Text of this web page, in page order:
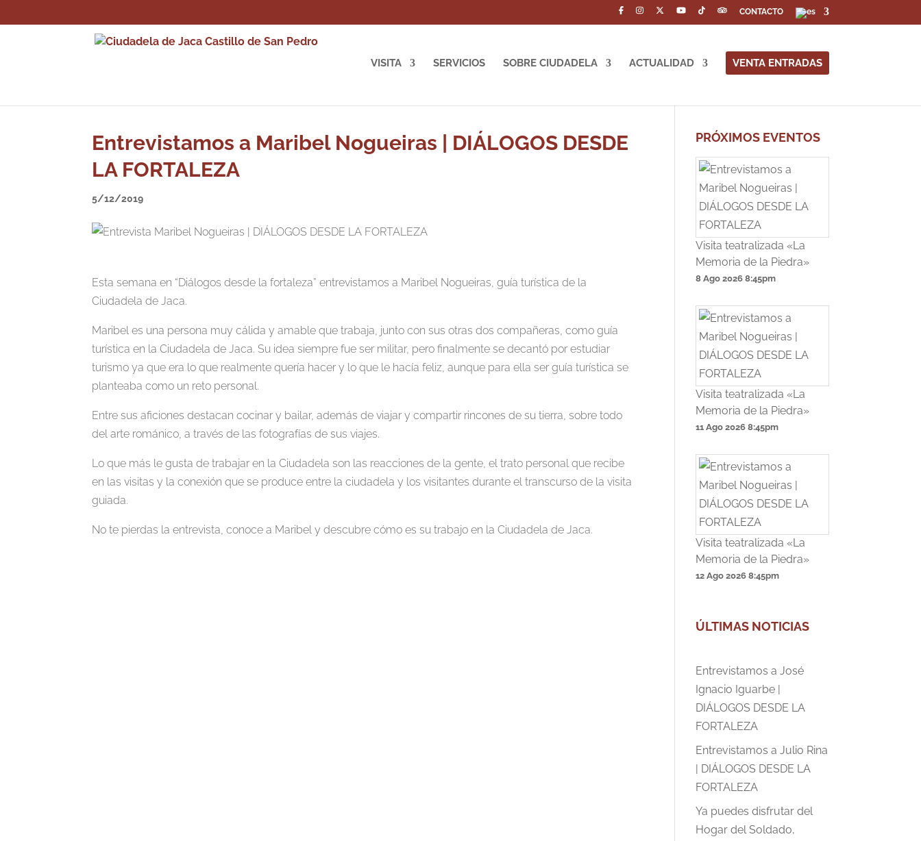
CONTACTO
VISITA SERVICIOS SOBRE CIUDADELA ACTUALIDAD VENTA ENTRADAS
Entrevistamos a Maribel Nogueiras | DIÁLOGOS DESDE
LA FORTALEZA
5/12/2019
Esta semana en “Diálogos desde la fortaleza” entrevistamos a Maribel Nogueiras, guía turística de la
Ciudadela de Jaca.
Maribel es una persona muy cálida y amable que trabaja, junto con sus otras dos compañeras, como guía
turística en la Ciudadela de Jaca. Su idea siempre fue ser militar, pero finalmente se decantó por estudiar
turismo ya que era lo que realmente quería hacer y lo que le hacía feliz, aunque para ella ser guía turística se
planteaba como un reto personal.
Entre sus aficiones destacan cocinar y bailar, además de viajar y compartir rincones de su tierra, sobre todo
del arte románico, a través de las fotografías de sus viajes.
Lo que más le gusta de trabajar en la Ciudadela son las reacciones de la gente, el trato personal que recibe
en las visitas y la conexión que se produce entre la ciudadela y los visitantes durante el transcurso de la visita
guiada.
No te pierdas la entrevista, conoce a Maribel y descubre cómo es su trabajo en la Ciudadela de Jaca.
PRÓXIMOS EVENTOS
Visita teatralizada «La
Memoria de la Piedra»
8 Ago 2026 8:45pm
Visita teatralizada «La
Memoria de la Piedra»
11 Ago 2026 8:45pm
Visita teatralizada «La
Memoria de la Piedra»
12 Ago 2026 8:45pm
ÚLTIMAS NOTICIAS
Entrevistamos a José
Ignacio Iguarbe |
DIÁLOGOS DESDE LA
FORTALEZA
Entrevistamos a Julio Rina
| DIÁLOGOS DESDE LA
FORTALEZA
Ya puedes disfrutar del
Hogar del Soldado,